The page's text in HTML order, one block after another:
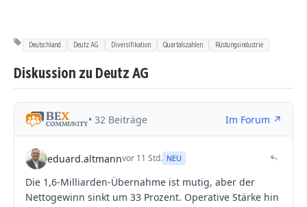
Deutschland Deutz AG Diversifikation Quartalszahlen Rüstungsindustrie
Diskussion zu Deutz AG